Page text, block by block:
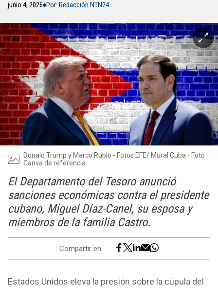
junio 4, 2026 Por: Redacción NTN24
Donald Trump y Marco Rubio - Fotos EFE/ Mural Cuba - Foto
Canva de referencia
El Departamento del Tesoro anunció
sanciones económicas contra el presidente
cubano, Miguel Díaz-Canel, su esposa y
miembros de la familia Castro.
Compartir en:
Estados Unidos eleva la presión sobre la cúpula del